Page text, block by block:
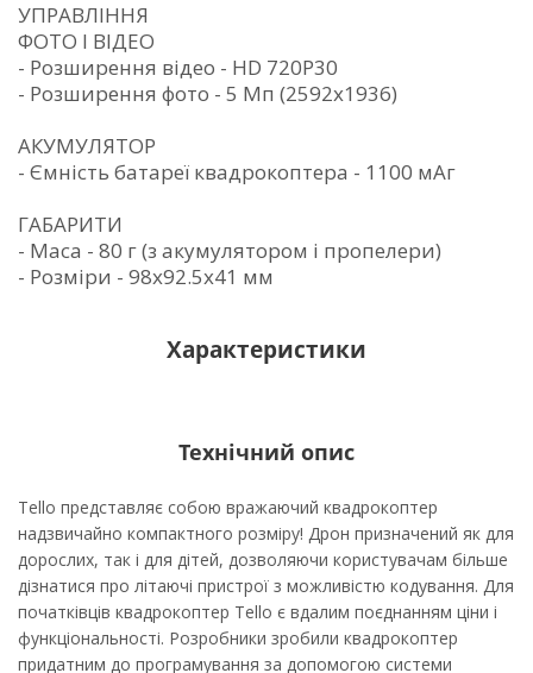
УПРАВЛІННЯ
ФОТО І ВІДЕО
- Розширення відео - HD 720P30
- Розширення фото - 5 Мп (2592x1936)
АКУМУЛЯТОР
- Ємність батареї квадрокоптера - 1100 мАг
ГАБАРИТИ
- Маса - 80 г (з акумулятором і пропелери)
- Розмiри - 98х92.5х41 мм
Характеристики
Технічний опис
Tello представляє собою вражаючий квадрокоптер
надзвичайно компактного розміру! Дрон призначений як для
дорослих, так і для дітей, дозволяючи користувачам більше
дізнатися про літаючі пристрої з можливістю кодування. Для
початківців квадрокоптер Tello є вдалим поєднанням ціни і
функціональності. Розробники зробили квадрокоптер
придатним до програмування за допомогою системи